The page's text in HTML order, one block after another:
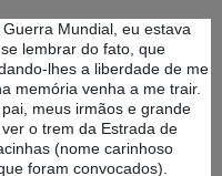
Mundial, eu estava
lembrar do fato, que
lhes a liberdade de me
memória venha a me trair.
meus irmãos e grande
o trem da Estrada de
(nome carinhoso
foram convocados).